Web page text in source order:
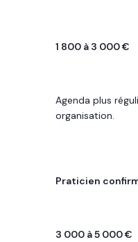
1 800 à 3 000 €
Agenda plus
organisation.
Praticien
3 000 à 5 000 €